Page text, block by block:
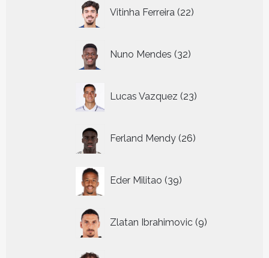
Vitinha Ferreira 22
producten
Nuno Mendes 32
producten
Lucas Vazquez 23
producten
Ferland Mendy 26
producten
Eder Militao 39
producten
Zlatan Ibrahimovic 9
producten